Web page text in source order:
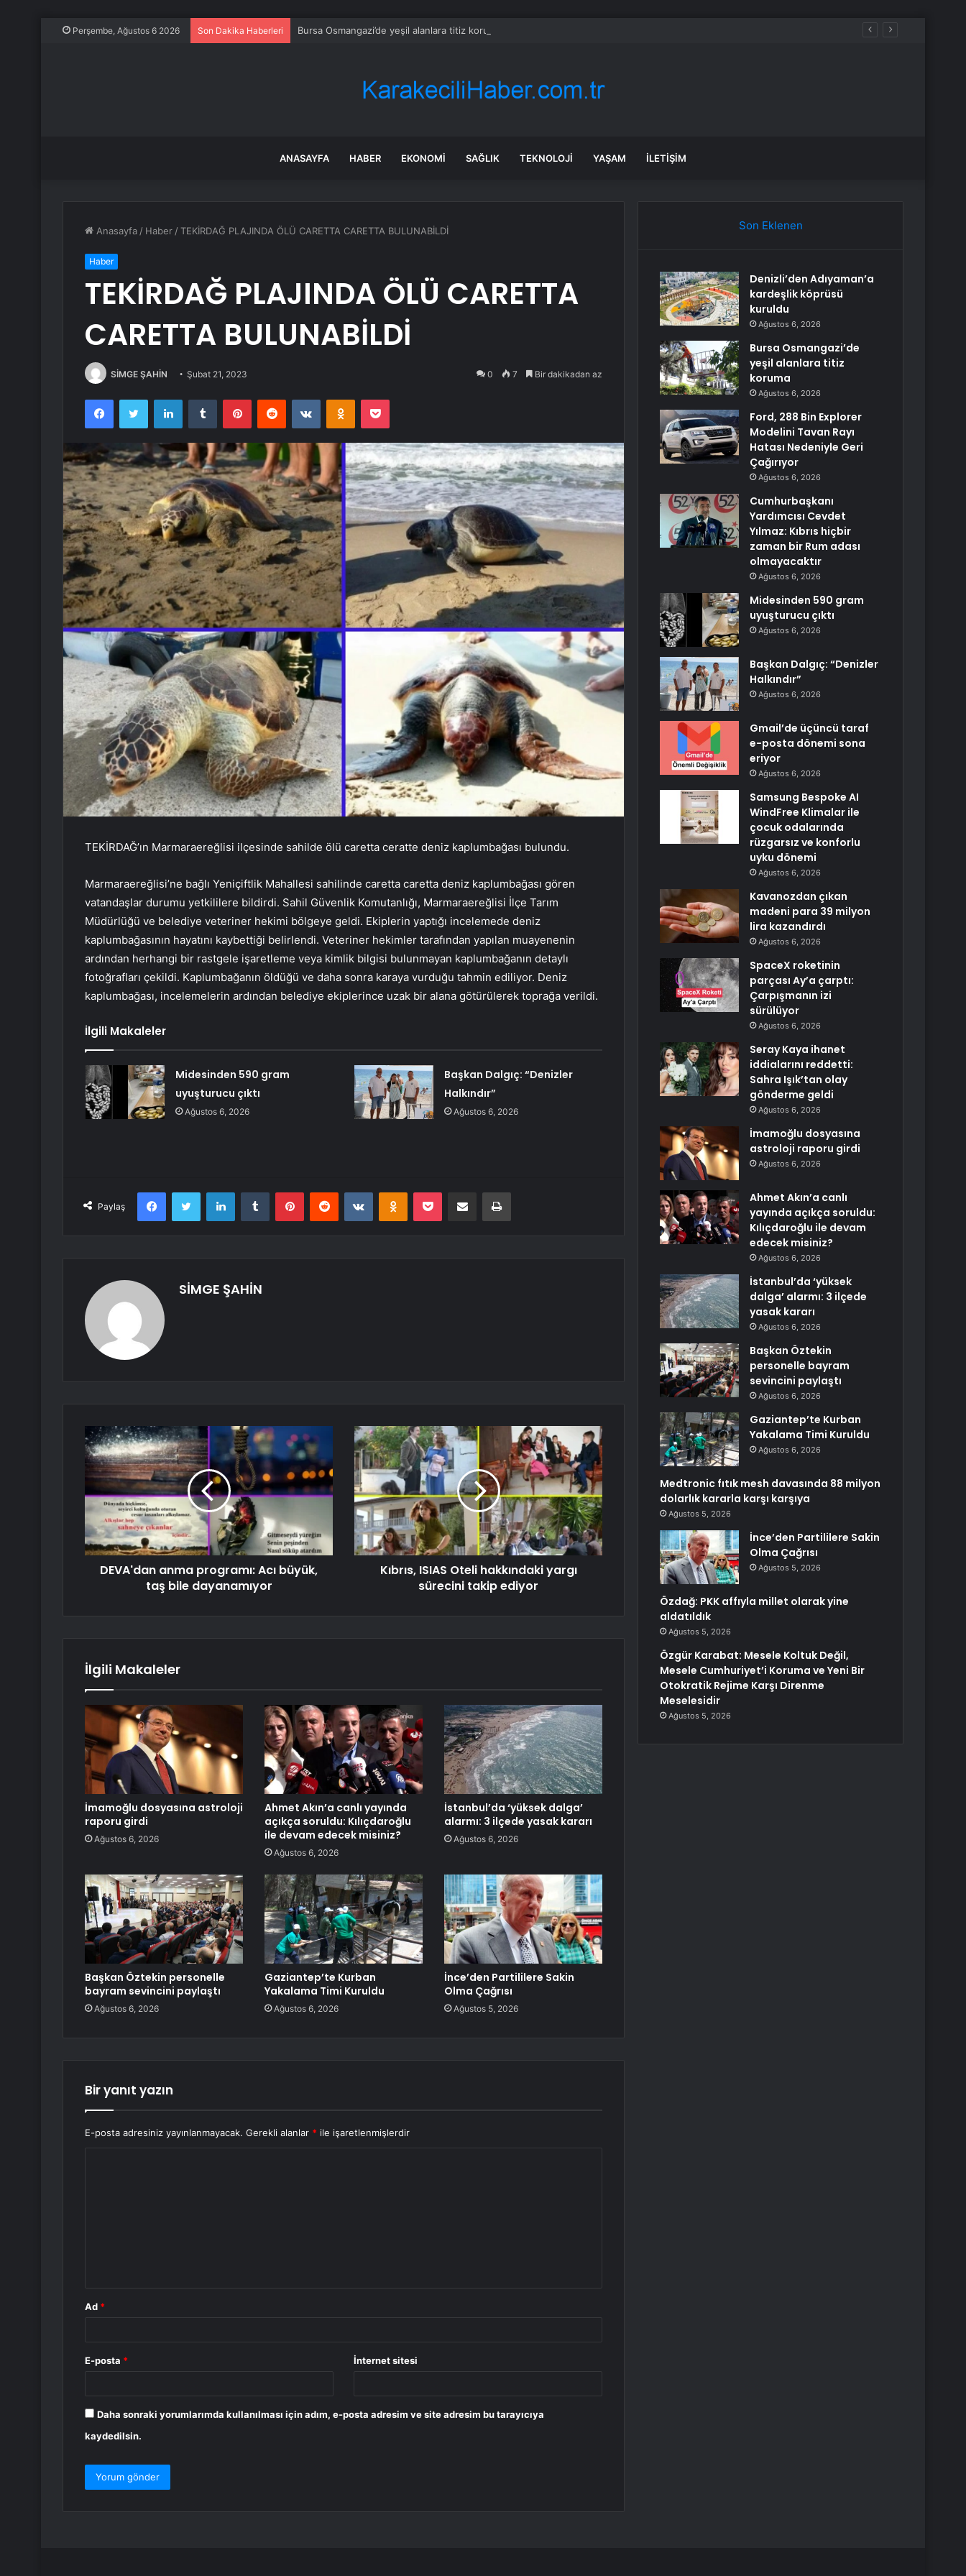
Perşembe, Ağustos 6 2026 Son Dakika Haberleri Bursa Osmangazi’de yeşil alanlara titiz koruma
ANASAYFA HABER EKONOMI SAĞLIK TEKNOLOJI YAŞAM İLETIŞIM
Anasayfa / Haber /TEKİRDAĞ PLAJINDA ÖLÜ CARETTA CARETTA BULUNABİLDİ
Haber
TEKİRDAĞ PLAJINDA ÖLÜ CARETTA
CARETTA BULUNABİLDİ
SİMGE ŞAHİN Şubat 21, 2023 0 7 Bir dakikadan az
FacebookTwitter LinkedInTumblr PinterestReddit VKontakteOdnoklassniki
Pocket
TEKİRDAĞ’ın Marmaraereğlisi ilçesinde sahilde ölü caretta ceratte deniz kaplumbağası bulundu.
Marmaraereğlisi’ne bağlı Yeniçiftlik Mahallesi sahilinde caretta caretta deniz kaplumbağası gören
vatandaşlar durumu yetkililere bildirdi. Sahil Güvenlik Komutanlığı, Marmaraereğlisi İlçe Tarım
Müdürlüğü ve belediye veteriner hekimi bölgeye geldi. Ekiplerin yaptığı incelemede deniz
kaplumbağasının hayatını kaybettiği belirlendi. Veteriner hekimler tarafından yapılan muayenenin
ardından herhangi bir rastgele işaretleme veya kimlik bilgisi bulunmayan kaplumbağanın detaylı
fotoğrafları çekildi. Kaplumbağanın öldüğü ve daha sonra karaya vurduğu tahmin ediliyor. Deniz
kaplumbağası, incelemelerin ardından belediye ekiplerince uzak bir alana götürülerek toprağa verildi.
İlgili Makaleler
Midesinden 590 gram
uyuşturucu çıktı
Ağustos 6, 2026
Başkan Dalgıç: “Denizler
Halkındır”
Ağustos 6, 2026
Paylaş
FacebookTwitter LinkedInTumblr PinterestReddit VKontakteOdnoklassniki
Pocket E-Posta ile paylaş Yazdır
SİMGE ŞAHİN
DEVA'dan anma programı: Acı büyük,
taş bile dayanamıyor
Kıbrıs, ISIAS Oteli hakkındaki yargı
sürecini takip ediyor
İlgili Makaleler
İmamoğlu dosyasına astroloji
raporu girdi
Ağustos 6, 2026
Ahmet Akın’a canlı yayında
açıkça soruldu: Kılıçdaroğlu
ile devam edecek misiniz?
Ağustos 6, 2026
İstanbul’da ‘yüksek dalga’
alarmı: 3 ilçede yasak kararı
Ağustos 6, 2026
Başkan Öztekin personelle
bayram sevincini paylaştı
Ağustos 6, 2026
Gaziantep’te Kurban
Yakalama Timi Kuruldu
Ağustos 6, 2026
İnce’den Partililere Sakin
Olma Çağrısı
Ağustos 5, 2026
Bir yanıt yazın
E-posta adresiniz yayınlanmayacak. Gerekli alanlar * ile işaretlenmişlerdir
Ad *
E-posta * İnternet sitesi
Daha sonraki yorumlarımda kullanılması için adım, e-posta adresim ve site adresim bu tarayıcıya
kaydedilsin.
Son Eklenen
Denizli’den Adıyaman’a
kardeşlik köprüsü
kuruldu
Ağustos 6, 2026
Bursa Osmangazi’de
yeşil alanlara titiz
koruma
Ağustos 6, 2026
Ford, 288 Bin Explorer
Modelini Tavan Rayı
Hatası Nedeniyle Geri
Çağırıyor
Ağustos 6, 2026
Cumhurbaşkanı
Yardımcısı Cevdet
Yılmaz: Kıbrıs hiçbir
zaman bir Rum adası
olmayacaktır
Ağustos 6, 2026
Midesinden 590 gram
uyuşturucu çıktı
Ağustos 6, 2026
Başkan Dalgıç: “Denizler
Halkındır”
Ağustos 6, 2026
Gmail’de üçüncü taraf
e-posta dönemi sona
eriyor
Ağustos 6, 2026
Samsung Bespoke AI
WindFree Klimalar ile
çocuk odalarında
rüzgarsız ve konforlu
uyku dönemi
Ağustos 6, 2026
Kavanozdan çıkan
madeni para 39 milyon
lira kazandırdı
Ağustos 6, 2026
SpaceX roketinin
parçası Ay’a çarptı:
Çarpışmanın izi
sürülüyor
Ağustos 6, 2026
Seray Kaya ihanet
iddialarını reddetti:
Sahra Işık’tan olay
gönderme geldi
Ağustos 6, 2026
İmamoğlu dosyasına
astroloji raporu girdi
Ağustos 6, 2026
Ahmet Akın’a canlı
yayında açıkça soruldu:
Kılıçdaroğlu ile devam
edecek misiniz?
Ağustos 6, 2026
İstanbul’da ‘yüksek
dalga’ alarmı: 3 ilçede
yasak kararı
Ağustos 6, 2026
Başkan Öztekin
personelle bayram
sevincini paylaştı
Ağustos 6, 2026
Gaziantep’te Kurban
Yakalama Timi Kuruldu
Ağustos 6, 2026
Medtronic fıtık mesh davasında 88 milyon
dolarlık kararla karşı karşıya
Ağustos 5, 2026
İnce’den Partililere Sakin
Olma Çağrısı
Ağustos 5, 2026
Özdağ: PKK affıyla millet olarak yine
aldatıldık
Ağustos 5, 2026
Özgür Karabat: Mesele Koltuk Değil,
Mesele Cumhuriyet’i Koruma ve Yeni Bir
Otokratik Rejime Karşı Direnme
Meselesidir
Ağustos 5, 2026